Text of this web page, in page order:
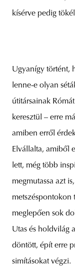
kísérve pedig
Ugyanígy történt,
lenne-e olyan
útitársainak
keresztül – erre
amiben erről
Elvállalta, amiből
lett, még több
megmutassa azt
metszéspontokon
meglepően sok
Utas és holdvilág
döntött, épít erre
simításokat végzi.